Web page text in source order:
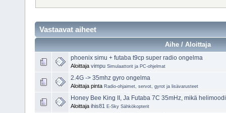
Vastaavat aiheet
Aihe / Aloittaja
phoenix simu + futaba t9cp super radio ongelma
Aloittaja vimpu Simulaattorit ja PC-ohjelmat
2.4G -> 35mhz gyro ongelma
Aloittaja pinta Radio-ohjaimet, servot, gyrot ja lisävarusteet
Honey Bee King II, Ja Futaba 7C 35mHz, mikä
Aloittaja ihis81 E-Sky Sähkökopterit